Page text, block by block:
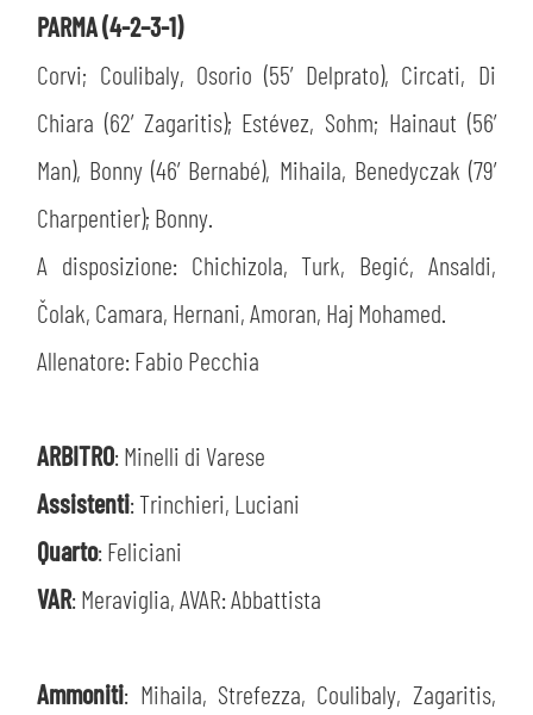
CERCA
PARMA (4-2–3-1)
Corvi; Coulibaly, Osorio (55’ Delprato), Circati, Di
Chiara (62’ Zagaritis); Estévez, Sohm; Hainaut (56’
Man), Bonny (46’ Bernabé), Mihaila, Benedyczak (79’
Charpentier); Bonny.
A disposizione: Chichizola, Turk, Begić, Ansaldi,
Čolak, Camara, Hernani, Amoran, Haj Mohamed.
Allenatore: Fabio Pecchia
ARBITRO: Minelli di Varese
Assistenti: Trinchieri, Luciani
Quarto: Feliciani
VAR: Meraviglia, AVAR: Abbattista
Ammoniti: Mihaila, Strefezza, Coulibaly, Zagaritis,